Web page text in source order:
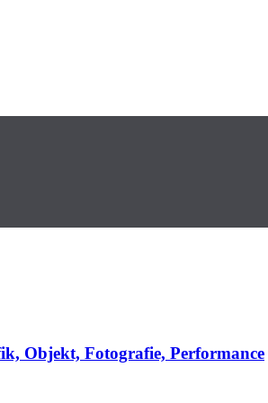
Objekt, Fotografie, Performance